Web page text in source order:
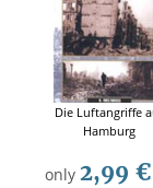
Die Luftangriffe
Hamburg
only 2,99 €